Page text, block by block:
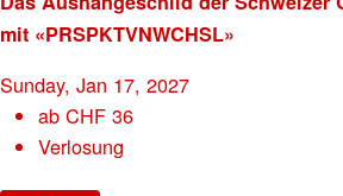
mit «PRSPKTVNWCHSL»
Sunday, Jan 17, 2027
abCHF 36
Verlosung